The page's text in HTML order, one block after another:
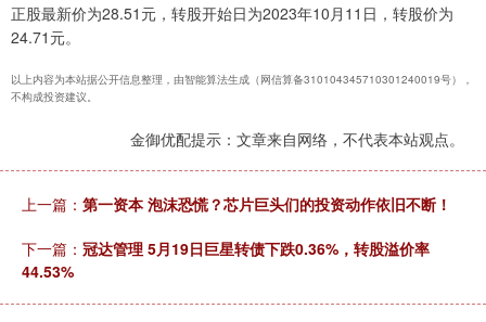
正股最新价为28.51元，转股开始日为2023年10月11日，转股价为
24.71元。
以上内容为本站据公开信息整理，由智能算法生成（网信算备310104345710301240019号），
不构成投资建议。
金御优配提示：文章来自网络，不代表本站观点。
上一篇： 第一资本 泡沫恐慌？芯片巨头们的投资动作依旧不断！
下一篇： 冠达管理 5月19日巨星转债下跌0.36%，转股溢价率
44.53%